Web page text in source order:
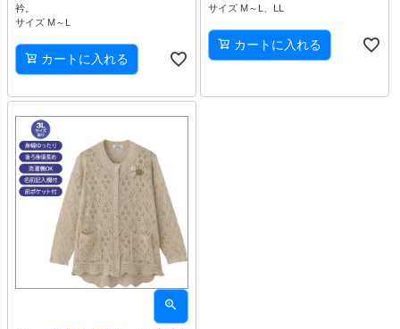
衿。
サイズ M～L
カートに入れる
サイズ M～L、LL
カートに入れる